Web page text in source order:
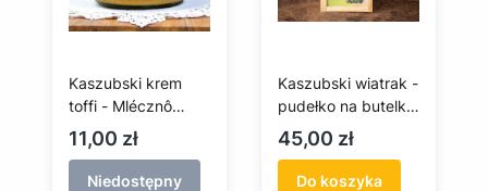
Kaszubski krem
toffi - Mlécznô
Krusza - 245 g
krówki
Cena
11,00 zł
Niedostępny
Kaszubski wiatrak -
pudełko na butelkę
- ręcznie malowane
Cena
45,00 zł
Do koszyka